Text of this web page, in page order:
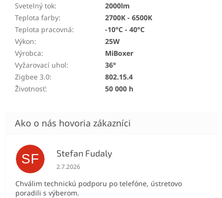
Svetelný tok:
2000lm
Teplota farby:
2700K - 6500K
Teplota pracovná:
-10°C - 40°C
Výkon:
25W
Výrobca:
MiBoxer
Vyžarovací uhol:
36°
Zigbee 3.0:
802.15.4
Životnosť: 50 000 h
SF Stefan Fudaly
Hodnotenie obchodu je 5 z 5 hviezdičiek.
2.7.2026
Chválim technickú podporu po telefóne, ústretovo
poradili s výberom.